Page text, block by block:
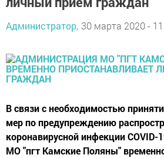
Администратор, 30 марта 2020 -
В связи с необходимостью
мер по предупреждению
коронавирусной инфекции
МО "пгт Камские Поляны"